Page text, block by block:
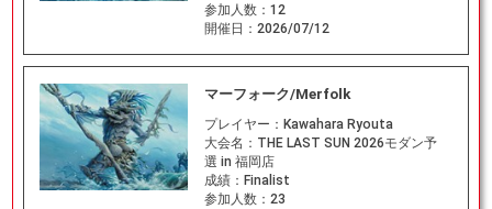
参加人数： 12
開催日： 2026/07/12
マーフォーク/Merfolk
プレイヤー： Kawahara Ryouta
大会名： THE LAST SUN 2026モダン予
選 in 福岡店
成績： Finalist
参加人数： 23